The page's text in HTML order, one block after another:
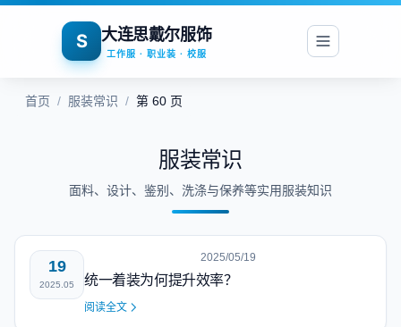
S 大连思戴尔服饰
工作服 · 职业装 · 校服
首页 / 服装常识 / 第 60 页
服装常识
面料、设计、鉴别、洗涤与保养等实用服装知识
19
2025.05
2025/05/19
统一着装为何提升效率？
阅读全文